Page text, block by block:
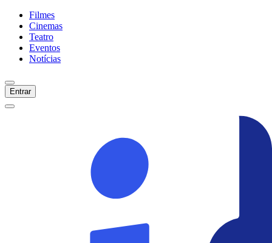
Filmes
Cinemas
Teatro
Eventos
Notícias
Entrar